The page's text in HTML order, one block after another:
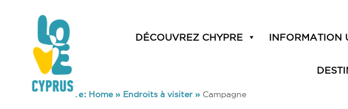
DÉCOUVREZ CHYPRE INFORMATION
You are here: Home» Endroits à visiter » Campagne